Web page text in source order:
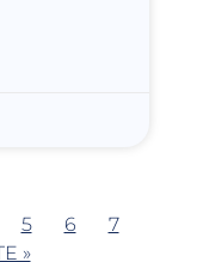
5 6
7
»